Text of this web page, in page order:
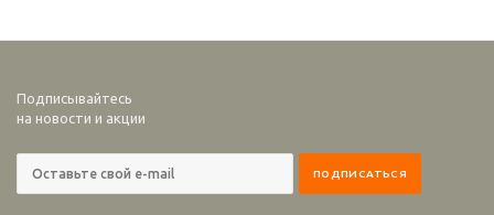
Подписывайтесь
на новости и акции